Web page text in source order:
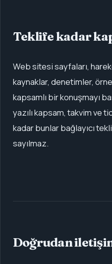
Teklife kadar
Web sitesi sayfaları,
kaynaklar, denetimler,
kapsamlı bir konuşmayı
yazılı kapsam, takvim ve
kadar bunlar bağlayıcı
sayılmaz.
Doğrudan